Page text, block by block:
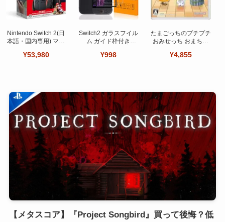
Nintendo Switch 2(日
本語・国内専用) マリ
ット
¥53,980
Switch2 ガラスフイル
ム ガイド枠付き
ット 日本旭硝子製-高
¥998
たまごっちのプチプチ
おみせっち おまちど
¥4,855
【メタスコア】『Project Songbird』買って後悔？低